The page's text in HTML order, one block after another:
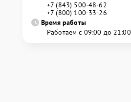
+7 (843) 500-48-62
+7 (800) 100-33-26
Время работы
Работаем с 09:00 до 21:00